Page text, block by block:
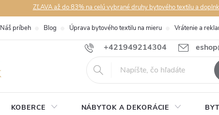
ZĽAVA až do 83% na celú vybrané druhy bytového textilu a
+421949214304
Náš príbeh Blog Úprava bytového textilu na mieru Vrátenie a
KOBERCE NÁBYTOK A DEKORÁCIE